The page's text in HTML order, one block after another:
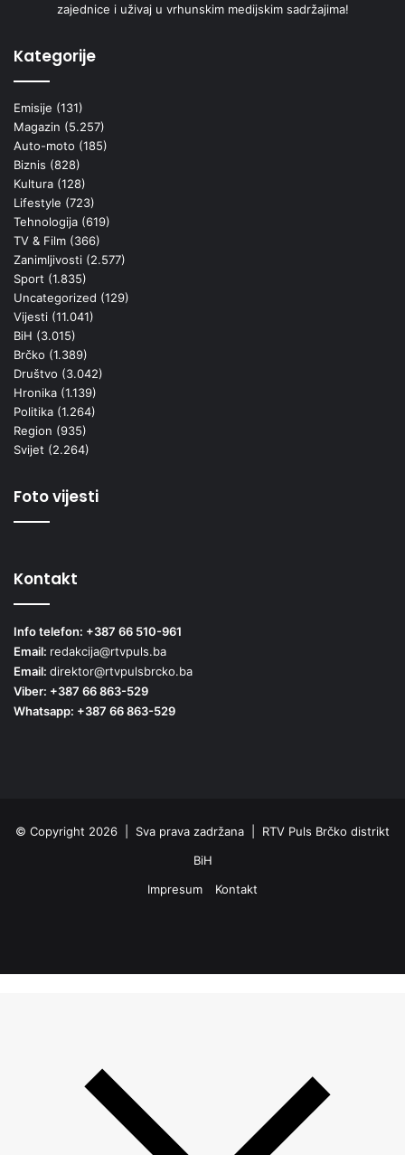
zajednice i uživaj u vrhunskim medijskim sadržajima!
Kategorije
Emisije (131)
Magazin (5.257)
Auto-moto (185)
Biznis (828)
Kultura (128)
Lifestyle (723)
Tehnologija (619)
TV & Film (366)
Zanimljivosti (2.577)
Sport (1.835)
Uncategorized (129)
Vijesti (11.041)
BiH (3.015)
Brčko (1.389)
Društvo (3.042)
Hronika (1.139)
Politika (1.264)
Region (935)
Svijet (2.264)
Foto vijesti
Kontakt
Info telefon: +387 66 510-961
Email: redakcija@rtvpuls.ba
Email: direktor@rtvpulsbrcko.ba
Viber: +387 66 863-529
Whatsapp: +387 66 863-529
© Copyright 2026 | Sva prava zadržana | RTV Puls Brčko distrikt
BiH
Impresum
Kontakt